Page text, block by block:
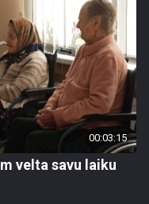
00:03:15
velta savu laiku